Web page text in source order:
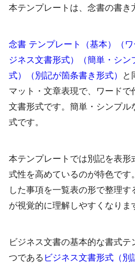
本テンプレートは、念書の書き
念書 テンプレート（基本）（
ジネス文書形式）（簡単・シン
式）（別記が箇条書き形式）
と
マット・文章表現で、ワードで
文書形式です。簡単・シンプル
式です。
本テンプレートでは別記を表形
式性を高めているのが特色です
した事項を一覧表の形で整理す
が視覚的に理解しやすくなりま
ビジネス文書の基本的な書式テ
つである ビジネス文書形式（別